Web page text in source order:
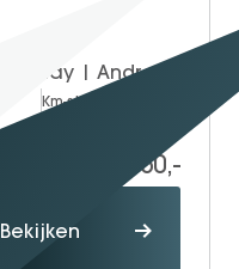
Km-stand
36.950,-
Bekijken